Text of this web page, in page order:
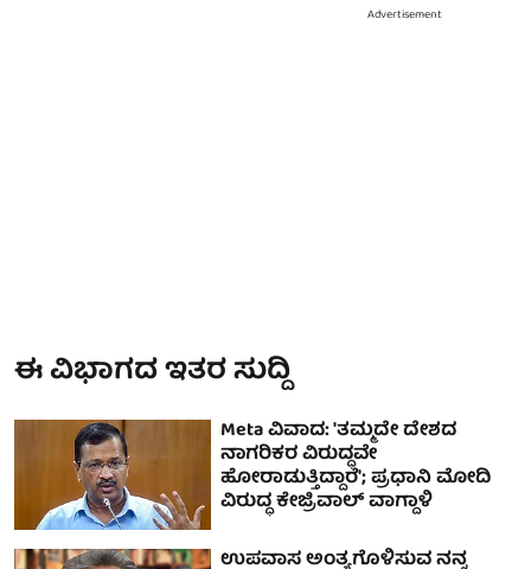
Advertisement
ಈ ವಿಭಾಗದ ಇತರ ಸುದ್ದಿ
Meta ವಿವಾದ: 'ತಮ್ಮದೇ ದೇಶದ
ನಾಗರಿಕರ ವಿರುದ್ಧವೇ
ಹೋರಾಡುತ್ತಿದ್ದಾರೆ'; ಪ್ರಧಾನಿ ಮೋದಿ
ವಿರುದ್ಧ ಕೇಜ್ರಿವಾಲ್‌ ವಾಗ್ದಾಳಿ
ಉಪವಾಸ ಅಂತ್ಯಗೊಳಿಸುವ ನನ್ನ